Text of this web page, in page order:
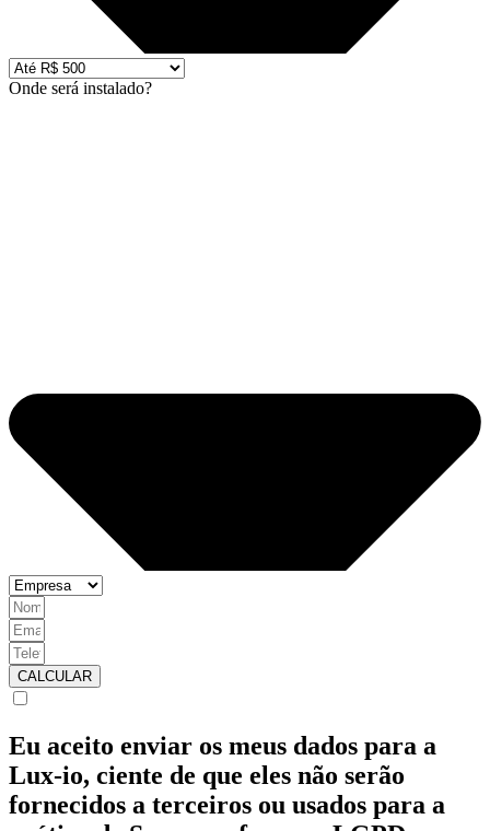
Onde será instalado?
CALCULAR
Eu aceito enviar os meus dados para a
Lux-io, ciente de que eles não serão
fornecidos a terceiros ou usados para a